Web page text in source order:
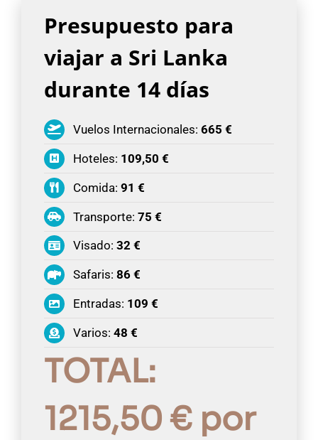
Presupuesto para
viajar a Sri Lanka
durante 14 días
Vuelos Internacionales: 665 €
Hoteles: 109,50 €
Comida: 91 €
Transporte: 75 €
Visado: 32 €
Safaris: 86 €
Entradas: 109 €
Varios: 48 €
TOTAL:
1215,50 € por